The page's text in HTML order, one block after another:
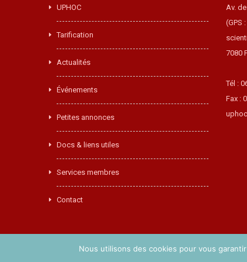
UPHOC
Tarification
Actualités
Événements
Petites annonces
Docs & liens utiles
Services membres
Contact
Av.
(GPS
7080
Tél :
Fax :
Nous utilisons des cookies pour vous